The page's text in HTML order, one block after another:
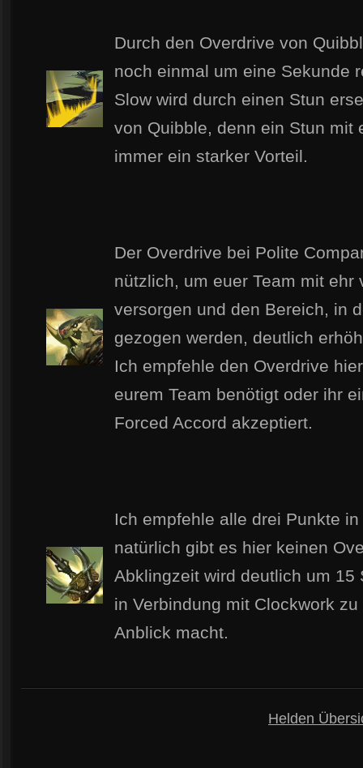
Durch den Overdrive von
noch einmal um eine Sekunde
Slow wird durch einen Stun
von Quibble, denn ein Stun mit
immer ein starker Vorteil.
Der Overdrive bei Polite
nützlich, um euer Team mit
versorgen und den Bereich, in
gezogen werden, deutlich
Ich empfehle den Overdrive
eurem Team benötigt oder ihr
Forced Accord akzeptiert.
Ich empfehle alle drei Punkte
natürlich gibt es hier keinen
Abklingzeit wird deutlich um
in Verbindung mit Clockwork
Anblick macht.
Helden